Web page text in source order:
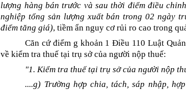
lượng hàng bán trước và sau thời điểm điều
nghiệp tổng sản lượng xuất bán trong 02 ngày
điểm tăng giá), tiềm ẩn nguy cơ rủi ro cao trong
Căn cứ điểm g khoản 1 Điều 110 Luật
về kiểm tra thuế tại trụ sở của người nộp thuế:
"1. Kiểm tra thuế tại trụ sở của người nộp
....g) Trường hợp chia, tách, sáp nhập,